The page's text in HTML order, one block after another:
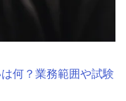
何？業務範囲や試験